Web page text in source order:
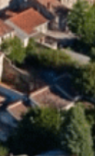
Vie municipale